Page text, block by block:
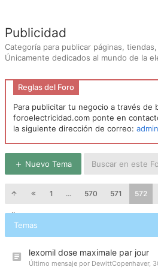
Publicidad
Categoría para publicar páginas,
Únicamente dedicados al mundo de la
Reglas del Foro
Para publicitar tu negocio a través de
foroelectricidad.com ponte en
la siguiente dirección de correo:
Nuevo Tema
1 … 570 571 572
Temas
lexomil dose maximale par jour
Último mensaje por DewittCopenhaver,